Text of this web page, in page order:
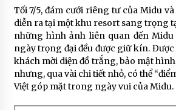
Tối 7/5, đám cưới riêng tư của Midu
diễn ra tại một khu resort sang trọng
những hình ảnh liên quan đến
ngày trọng đại đều được giữ kín. Được
khách mời diện đồ trắng, bảo mật
nhưng, qua vài chi tiết nhỏ, có thể
Việt góp mặt trong ngày vui của Midu.